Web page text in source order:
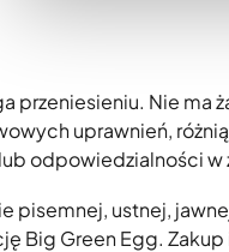
przeniesieniu. Nie
uprawnień,
odpowiedzialności
pisemnej, ustnej,
Big Green Egg.